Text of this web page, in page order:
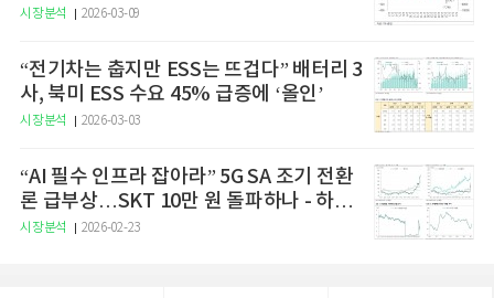
시장분석 2026-03-09
“전기차는 춥지만 ESS는 뜨겁다” 배터리 3
사, 북미 ESS 수요 45% 급증에 ‘올인’
시장분석 2026-03-03
“AI 필수 인프라 잡아라” 5G SA 조기 전환
론 급부상…SKT 10만 원 돌파하나 - 하나
증권
시장분석 2026-02-23